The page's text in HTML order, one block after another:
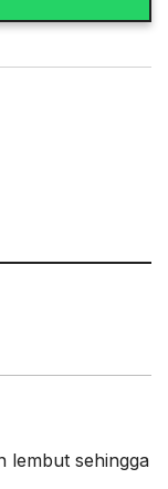
lembut sehingga